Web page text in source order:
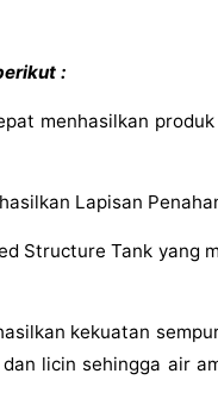
:
menhasilkan
Lapisan
Structure Tank yang
kekuatan
licin sehingga air